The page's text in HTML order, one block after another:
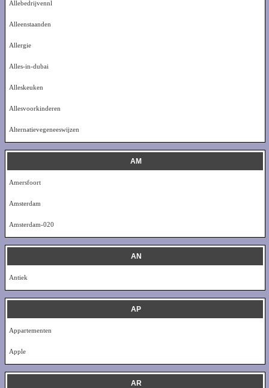
Allebedrijvennl
Alleenstaanden
Allergie
Alles-in-dubai
Alleskeuken
Allesvoorkinderen
Alternatievegeneeswijzen
AM
Amersfoort
Amsterdam
Amsterdam-020
AN
Antiek
AP
Appartementen
Apple
AR